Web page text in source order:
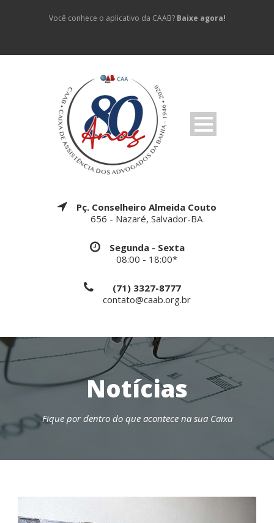
Você conhece o aplicativo da CAAB? Baixe agora!
Pç. Conselheiro Almeida Couto
656 - Nazaré, Salvador-BA
Segunda - Sexta
08:00 - 18:00*
(71) 3327-8777
contato@caab.org.br
Notícias
Fique por dentro do que acontece na sua Caixa